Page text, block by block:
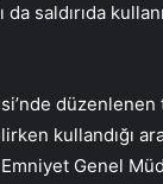
saldırıda
kullandığı
Genel